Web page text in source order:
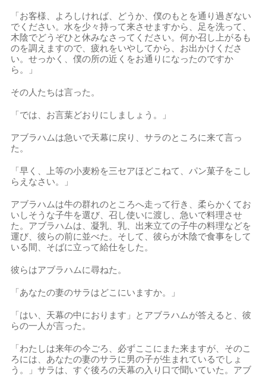
「お客様、よろしければ、どうか、僕のもとを通り過ぎない
でください。水を少々持って来させますから、足を洗って、
木陰でどうぞひと休みなさってください。何か召し上がるも
のを調えますので、疲れをいやしてから、お出かけくださ
い。せっかく、僕の所の近くをお通りになったのですか
ら。」
その人たちは言った。
「では、お言葉どおりにしましょう。」
アブラハムは急いで天幕に戻り、サラのところに来て言っ
た。
「早く、上等の小麦粉を三セアほどこねて、パン菓子をこし
らえなさい。」
アブラハムは牛の群れのところへ走って行き、柔らかくてお
いしそうな子牛を選び、召し使いに渡し、急いで料理させ
た。アブラハムは、凝乳、乳、出来立ての子牛の料理などを
運び、彼らの前に並べた。そして、彼らが木陰で食事をして
いる間、そばに立って給仕をした。
彼らはアブラハムに尋ねた。
「あなたの妻のサラはどこにいますか。」
「はい、天幕の中におります」とアブラハムが答えると、彼
らの一人が言った。
「わたしは来年の今ごろ、必ずここにまた来ますが、そのこ
ろには、あなたの妻のサラに男の子が生まれているでしょ
う。」サラは、すぐ後ろの天幕の入り口で聞いていた。アブ